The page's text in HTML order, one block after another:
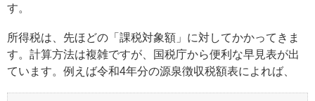
す。
所得税は、先ほどの「課税対象額」に対してかかってきま
す。計算方法は複雑ですが、国税庁から便利な早見表が出
ています。例えば令和4年分の源泉徴収税額表によれば、